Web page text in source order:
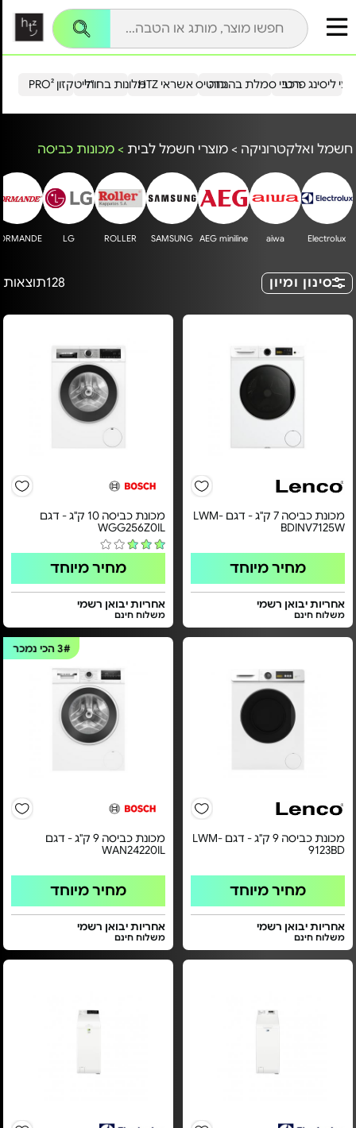
הייטקזון PRO²מלונות בחו"ל כרטיס אשראי HTZ ליסינג פרטירכבי סמלת בהנחה
חשמל ואלקטרוניקה > מוצרי חשמל לבית > מכונות כביסה
Electrolux
aiwa
AEG miniline
SAMSUNG
ROLLER
LG
סינון ומיון 128תוצאות
מכונת כביסה 7 ק"ג - דגם LWM-
BDINV7125W
מחיר מיוחד
אחריות יבואן רשמי
משלוח חינם
מכונת כביסה 10 ק"ג - דגם
WGG256Z0IL
מחיר מיוחד
אחריות יבואן רשמי
משלוח חינם
מכונת כביסה 9 ק"ג - דגם LWM-
9123BD
מחיר מיוחד
אחריות יבואן רשמי
משלוח חינם
3#הכי נמכר
מכונת כביסה 9 ק"ג - דגם
WAN24220IL
מחיר מיוחד
אחריות יבואן רשמי
משלוח חינם